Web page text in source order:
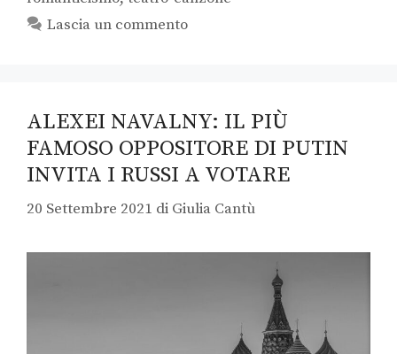
Lascia un commento
ALEXEI NAVALNY: IL PIÙ
FAMOSO OPPOSITORE DI PUTIN
INVITA I RUSSI A VOTARE
20 Settembre 2021 di Giulia Cantù